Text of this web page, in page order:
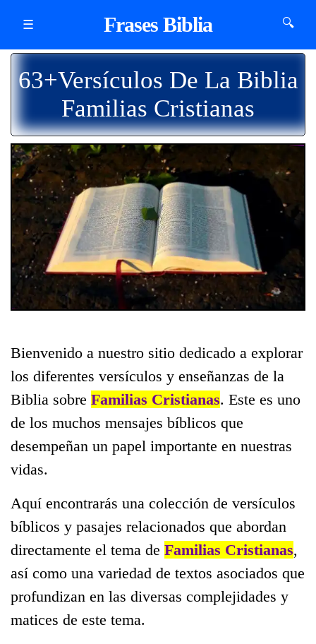
☰ Frases Biblia 🔍
63+Versículos De La Biblia
Familias Cristianas
Bienvenido a nuestro sitio dedicado a explorar
los diferentes versículos y enseñanzas de la
Biblia sobre Familias Cristianas. Este es uno
de los muchos mensajes bíblicos que
desempeñan un papel importante en nuestras
vidas.
Aquí encontrarás una colección de versículos
bíblicos y pasajes relacionados que abordan
directamente el tema de Familias Cristianas,
así como una variedad de textos asociados que
profundizan en las diversas complejidades y
matices de este tema.